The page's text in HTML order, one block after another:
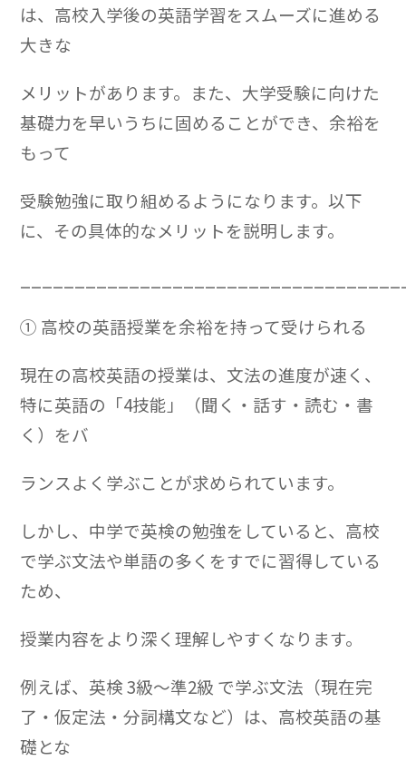
は、高校入学後の英語学習をスムーズに進める
大きな
メリットがあります。また、大学受験に向けた
基礎力を早いうちに固めることができ、余裕を
もって
受験勉強に取り組めるようになります。以下
に、その具体的なメリットを説明します。
① 高校の英語授業を余裕を持って受けられる
現在の高校英語の授業は、文法の進度が速く、
特に英語の「4技能」（聞く・話す・読む・書
く）をバ
ランスよく学ぶことが求められています。
しかし、中学で英検の勉強をしていると、高校
で学ぶ文法や単語の多くをすでに習得している
ため、
授業内容をより深く理解しやすくなります。
例えば、英検 3級～準2級 で学ぶ文法（現在完
了・仮定法・分詞構文など）は、高校英語の基
礎とな